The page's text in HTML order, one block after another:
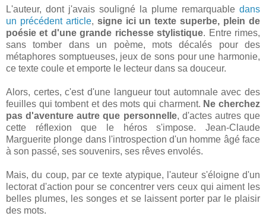
L'auteur, dont j'avais souligné la plume remarquable dans
un précédent article, signe ici un texte superbe, plein de
poésie et d'une grande richesse stylistique. Entre rimes,
sans tomber dans un poème, mots décalés pour des
métaphores somptueuses, jeux de sons pour une harmonie,
ce texte coule et emporte le lecteur dans sa douceur.
Alors, certes, c'est d'une langueur tout automnale avec des
feuilles qui tombent et des mots qui charment. Ne cherchez
pas d'aventure autre que personnelle, d'actes autres que
cette réflexion que le héros s'impose. Jean-Claude
Marguerite plonge dans l'introspection d'un homme âgé face
à son passé, ses souvenirs, ses rêves envolés.
Mais, du coup, par ce texte atypique, l'auteur s'éloigne d'un
lectorat d'action pour se concentrer vers ceux qui aiment les
belles plumes, les songes et se laissent porter par le plaisir
des mots.